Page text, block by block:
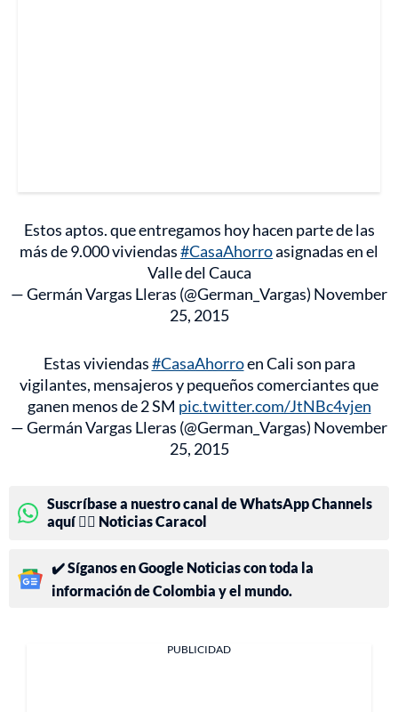
Estos aptos. que entregamos hoy hacen parte de las
más de 9.000 viviendas#CasaAhorroasignadas en el
Valle del Cauca
— Germán Vargas Lleras (@German_Vargas) November
25, 2015
Estas viviendas#CasaAhorroen Cali son para
vigilantes, mensajeros y pequeños comerciantes que
ganen menos de 2 SM pic.twitter.com/JtNBc4vjen
— Germán Vargas Lleras (@German_Vargas) November
25, 2015
Suscríbase a nuestro canal de WhatsApp Channels
aquí 👉🏻 Noticias Caracol
✔️ Síganos en Google Noticias con toda la
información de Colombia y el mundo.
PUBLICIDAD